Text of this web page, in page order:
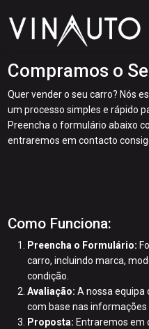
Compramos o
Quer vender o seu carro? Nós
um processo simples e rápido
Preencha o formulário abaixo
entraremos em contacto
Como Funciona:
Preencha o Formulário:
carro, incluindo marca,
condição.
Avaliação: A nossa equipa
com base nas
Proposta: Entraremos em